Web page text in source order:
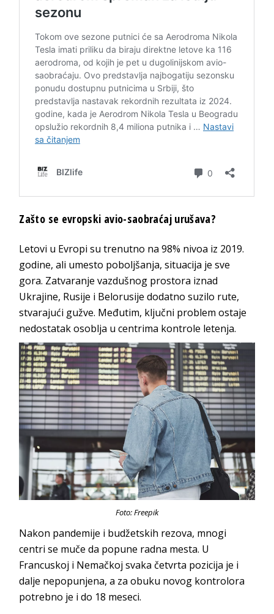
Zašto se evropski avio-saobraćaj urušava?
Letovi u Evropi su trenutno na 98% nivoa iz 2019.
godine, ali umesto poboljšanja, situacija je sve
gora. Zatvaranje vazdušnog prostora iznad
Ukrajine, Rusije i Belorusije dodatno suzilo rute,
stvarajući gužve. Međutim, ključni problem ostaje
nedostatak osoblja u centrima kontrole letenja.
Foto: Freepik
Nakon pandemije i budžetskih rezova, mnogi
centri se muče da popune radna mesta. U
Francuskoj i Nemačkoj svaka četvrta pozicija je i
dalje nepopunjena, a za obuku novog kontrolora
potrebno je i do 18 meseci.